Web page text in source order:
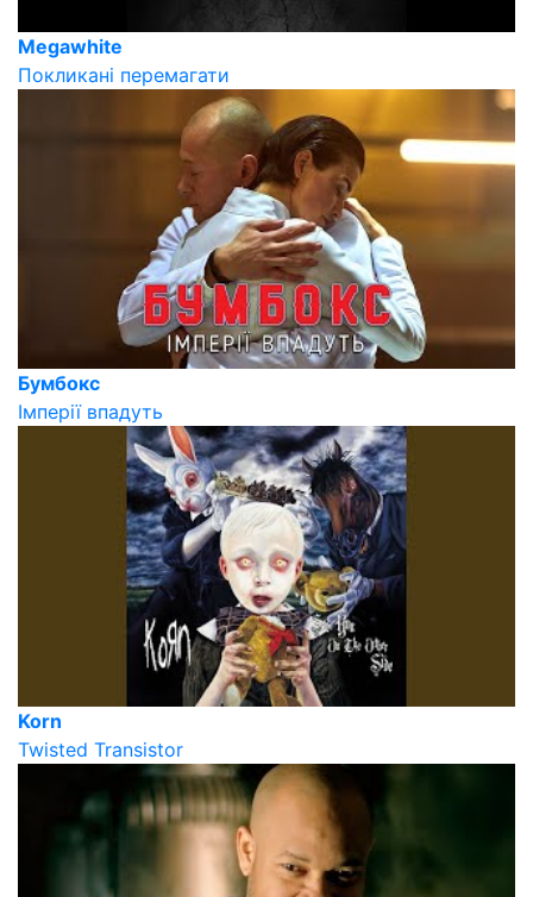
Megawhite
Покликані перемагати
Бумбокс
Імперії впадуть
Korn
Twisted Transistor